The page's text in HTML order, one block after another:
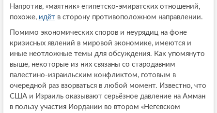
Напротив, «маятник» египетско-эмиратских отношений,
похоже, идётв сторону противоположном направлении.
Помимо экономических споров и неурядиц на фоне
кризисных явлений в мировой экономике, имеются и
иные неотложные темы для обсуждения. Как упомянуто
выше, некоторые из них связаны со стародавним
палестино-израильским конфликтом, готовым в
очередной раз взорваться в любой момент. Известно, что
США и Израиль оказывают серьёзное давление на Амман
в пользу участия Иордании во втором «Негевском